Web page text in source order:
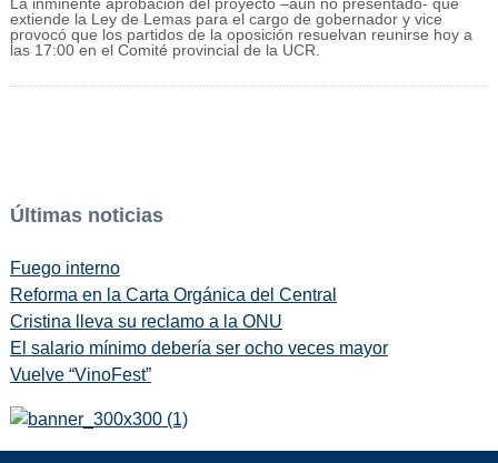
La inminente aprobación del proyecto –aún no presentado- que
extiende la Ley de Lemas para el cargo de gobernador y vice
provocó que los partidos de la oposición resuelvan reunirse hoy a
las 17:00 en el Comité provincial de la UCR.
Últimas noticias
Fuego interno
Reforma en la Carta Orgánica del Central
Cristina lleva su reclamo a la ONU
El salario mínimo debería ser ocho veces mayor
Vuelve “VinoFest”